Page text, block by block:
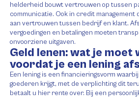
helderheid bouwt vertrouwen op tussen
communicatie. Ook in credit management
aan vertrouwen tussen bedrijf en klant.
vergoedingen en betalingen moeten
onvoorziene uitgaven.
Geld lenen: wat je moet
voordat je een lening
Een lening is een financieringsvorm
goederen krijgt, met de verplichting dit
betaalt u hier rente over. Bij een